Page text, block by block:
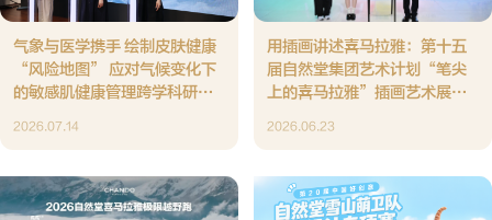
气象与医学携手 绘制皮肤健康
“风险地图” 应对气候变化下
的敏感肌健康管理跨学科研究
2026.07.14
用插画讲述喜马拉雅：第十五
届自然堂集团艺术计划“笔尖
上的喜马拉雅”插画艺术展在
2026.06.23